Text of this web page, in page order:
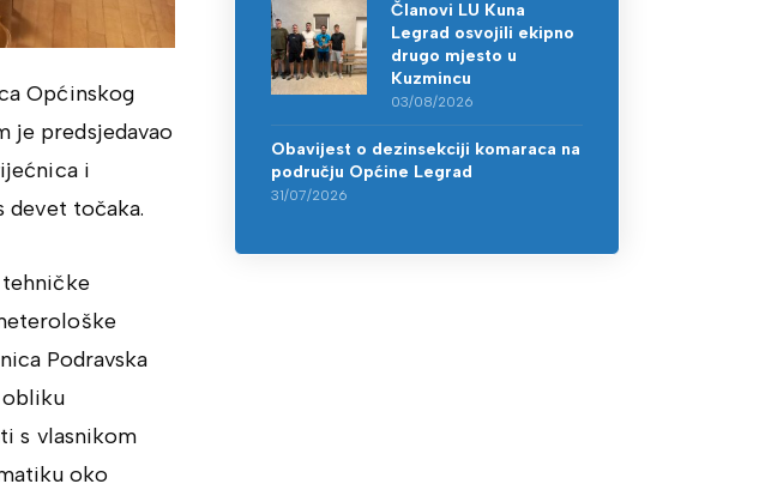
Općinskog
je predsjedavao
i
devet točaka.
Podravska
obliku
s vlasnikom
oko
Članovi LU Kuna
Legrad osvojili ekipno
drugo mjesto u
Kuzmincu
03/08/2026
Obavijest o dezinsekciji komaraca na
području Općine Legrad
31/07/2026